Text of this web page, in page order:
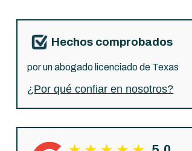
Hechos comprobados
por un abogado licenciado de Texas
¿Por qué confiar en nosotros?